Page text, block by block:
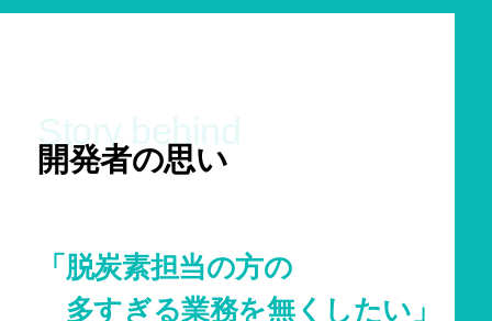
Story behind
開発者の思い
「脱炭素担当の方の
多すぎる業務を無くしたい」